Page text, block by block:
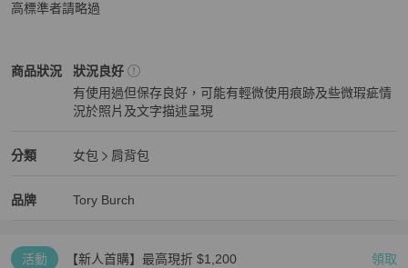
高標準者請略過
商品狀況
Tory Burch 女包商品狀態與細節
狀況良好
有使用過但保存良好，可能有輕微使用痕跡及些微瑕疵情
況於照片及文字描述呈現
分類
Tory Burch 女包 分類資訊
女包
肩背包
品牌
Tory Burch 精品 女包品牌介紹
Tory Burch
Tory Burch 推薦清單
活動 【新人首購】最高現折 $1,200 領取